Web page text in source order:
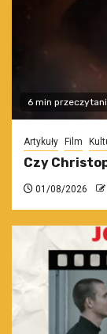
6 min
Artykuły Film
Czy
01/08/2026